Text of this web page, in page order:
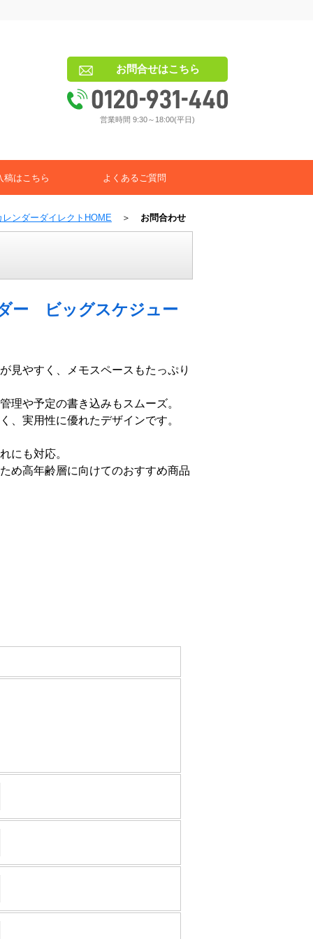
お問合せはこちら
営業時間 9:30～18:00(平日)
稿はこちら よくあるご質問
レンダーダイレクトHOME ＞ お問合わせ
ー ビッグスケジュー
見やすく、メモスペースもたっぷり
理や予定の書き込みもスムーズ。
、実用性に優れたデザインです。
にも対応。
め高年齢層に向けてのおすすめ商品